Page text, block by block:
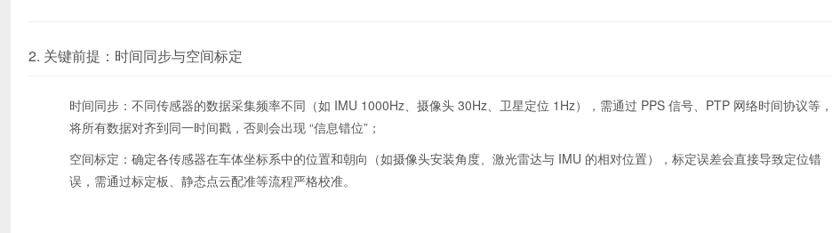
2. 关键前提：时间同步与空间标定
时间同步：不同传感器的数据采集频率不同（如 IMU 1000Hz、摄像头 30Hz、卫星定位 1Hz），需通过 PPS 信号、PTP 网络时间协议等，
将所有数据对齐到同一时间戳，否则会出现 “信息错位”；
空间标定：确定各传感器在车体坐标系中的位置和朝向（如摄像头安装角度、激光雷达与 IMU 的相对位置），标定误差会直接导致定位错
误，需通过标定板、静态点云配准等流程严格校准。